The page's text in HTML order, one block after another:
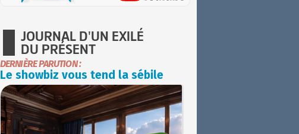
JOURNAL D'UN EXILÉ
DU PRÉSENT
DERNIÈRE PARUTION :
Le showbiz vous tend la sébile